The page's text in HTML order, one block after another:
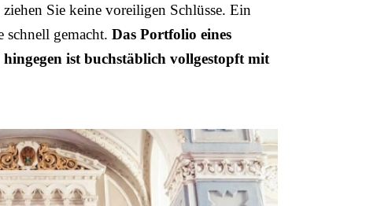
Sie keine voreiligen Schlüsse. Ein
schnell gemacht. Das Portfolio eines
ist buchstäblich vollgestopft mit